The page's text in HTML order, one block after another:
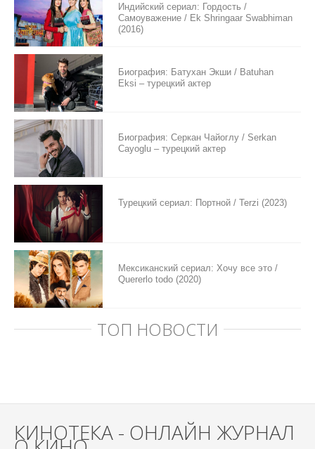
Индийский сериал: Гордость /
Самоуважение / Ek Shringaar Swabhiman
(2016)
Биография: Батухан Экши / Batuhan
Eksi – турецкий актер
Биография: Серкан Чайоглу / Serkan
Cayoglu – турецкий актер
Турецкий сериал: Портной / Terzi (2023)
Мексиканский сериал: Хочу все это /
Quererlo todo (2020)
ТОП НОВОСТИ
КИНОТЕКА - ОНЛАЙН ЖУРНАЛ